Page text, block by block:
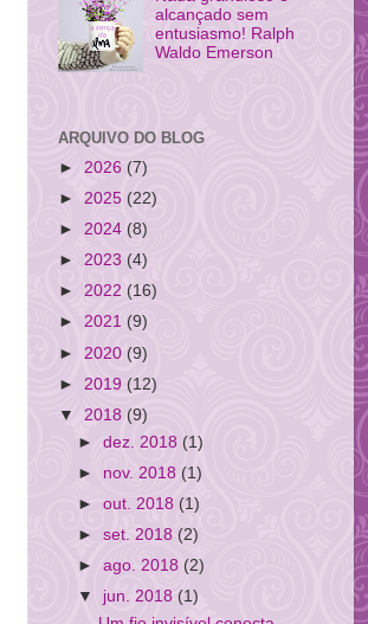
alcançado sem
entusiasmo! Ralph
Waldo Emerson
ARQUIVO DO BLOG
► 2026 (7)
► 2025 (22)
► 2024 (8)
► 2023 (4)
► 2022 (16)
► 2021 (9)
► 2020 (9)
► 2019 (12)
▼ 2018 (9)
►dez. 2018 (1)
► nov. 2018(1)
►out. 2018 (1)
►set. 2018 (2)
►ago. 2018 (2)
▼ jun. 2018 (1)